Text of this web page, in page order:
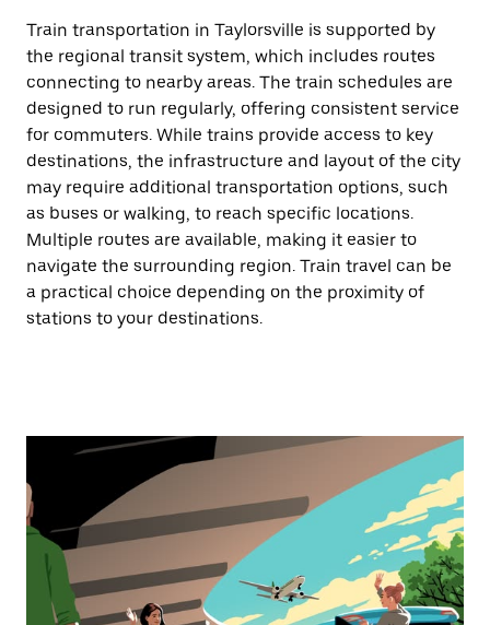
Train transportation in Taylorsville is supported by
the regional transit system, which includes routes
connecting to nearby areas. The train schedules are
designed to run regularly, offering consistent service
for commuters. While trains provide access to key
destinations, the infrastructure and layout of the city
may require additional transportation options, such
as buses or walking, to reach specific locations.
Multiple routes are available, making it easier to
navigate the surrounding region. Train travel can be
a practical choice depending on the proximity of
stations to your destinations.